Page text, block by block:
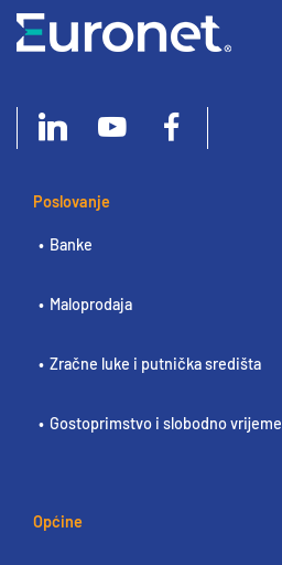
Poslovanje
Banke
Maloprodaja
Zračne luke i putnička središta
Gostoprimstvo i slobodno vrijeme
Općine